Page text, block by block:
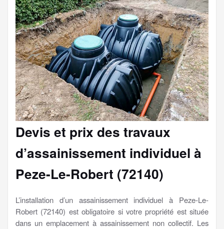
Devis et prix des travaux
d’assainissement individuel à
Peze-Le-Robert (72140)
L’installation d’un assainissement individuel à Peze-Le-
Robert (72140) est obligatoire si votre propriété est située
dans un emplacement à assainissement non collectif. Les